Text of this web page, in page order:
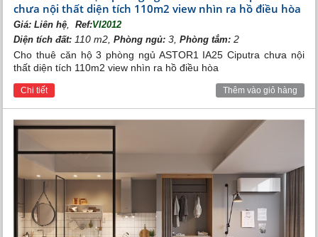
chưa nội thất diện tích 110m2 view nhìn ra hồ điều hòa
Giá:Liên hệ Ref:VI2012
Diện tích đất: 110 m2,Phòng ngủ: 3,Phòng tắm: 2
Cho thuê căn hộ 3 phòng ngủ ASTOR1 IA25 Ciputra chưa nội
thất diện tích 110m2 view nhìn ra hồ điều hòa
Chi tiết Thêm vào giỏ hàng